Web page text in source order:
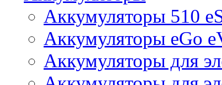
Аккумуляторы 510
Аккумуляторы eGo
Аккумуляторы для